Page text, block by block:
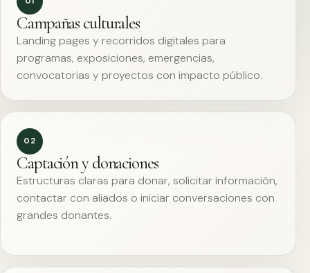
Campañas culturales
Landing pages y recorridos digitales para
programas, exposiciones, emergencias,
convocatorias y proyectos con impacto público.
02
Captación y donaciones
Estructuras claras para donar, solicitar información,
contactar con aliados o iniciar conversaciones con
grandes donantes.